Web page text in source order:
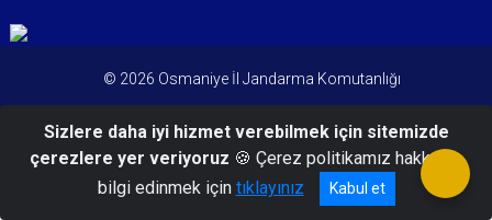
© 2026 Osmaniye İl Jandarma Komutanlığı
Sizlere daha iyi hizmet verebilmek için sitemizde
çerezlere yer veriyoruz 🍪 Çerez politikamız hakkında
bilgi edinmek için tıklayınız Kabul et